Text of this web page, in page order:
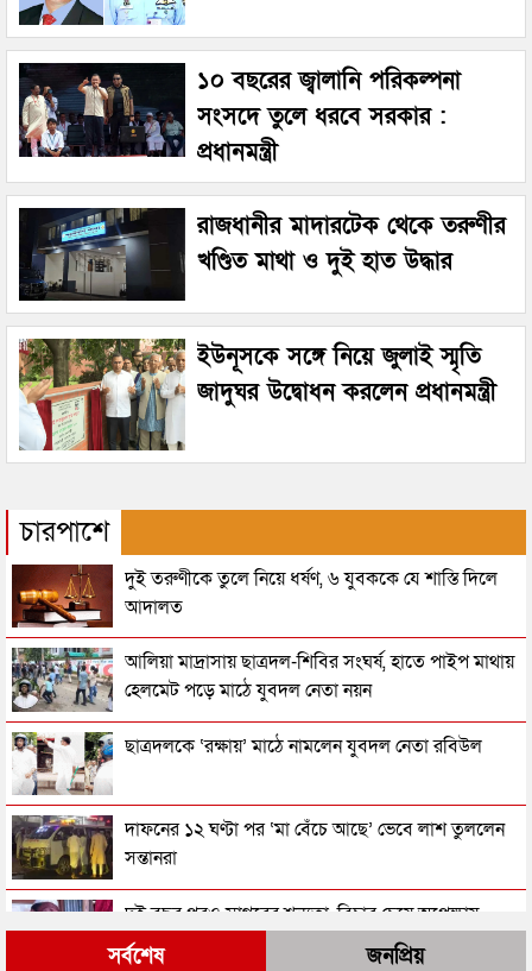
১০ বছরের জ্বালানি পরিকল্পনা
সংসদে তুলে ধরবে সরকার :
প্রধানমন্ত্রী
রাজধানীর মাদারটেক থেকে তরুণীর
খণ্ডিত মাথা ও দুই হাত উদ্ধার
ইউনূসকে সঙ্গে নিয়ে জুলাই স্মৃতি
জাদুঘর উদ্বোধন করলেন প্রধানমন্ত্রী
চারপাশে
দুই তরুণীকে তুলে নিয়ে ধর্ষণ, ৬ যুবককে যে শাস্তি দিলে
আদালত
আলিয়া মাদ্রাসায় ছাত্রদল-শিবির সংঘর্ষ, হাতে পাইপ মাথায়
হেলমেট পড়ে মাঠে যুবদল নেতা নয়ন
ছাত্রদলকে ‘রক্ষায়’ মাঠে নামলেন যুবদল নেতা রবিউল
দাফনের ১২ ঘণ্টা পর ‘মা বেঁচে আছে’ ভেবে লাশ তুললেন
সন্তানরা
দুই বছর পরও সাগরের শূন্যতা, বিচার চেয়ে অপেক্ষায়
পরিবার
সর্বশেষ জনপ্রিয়